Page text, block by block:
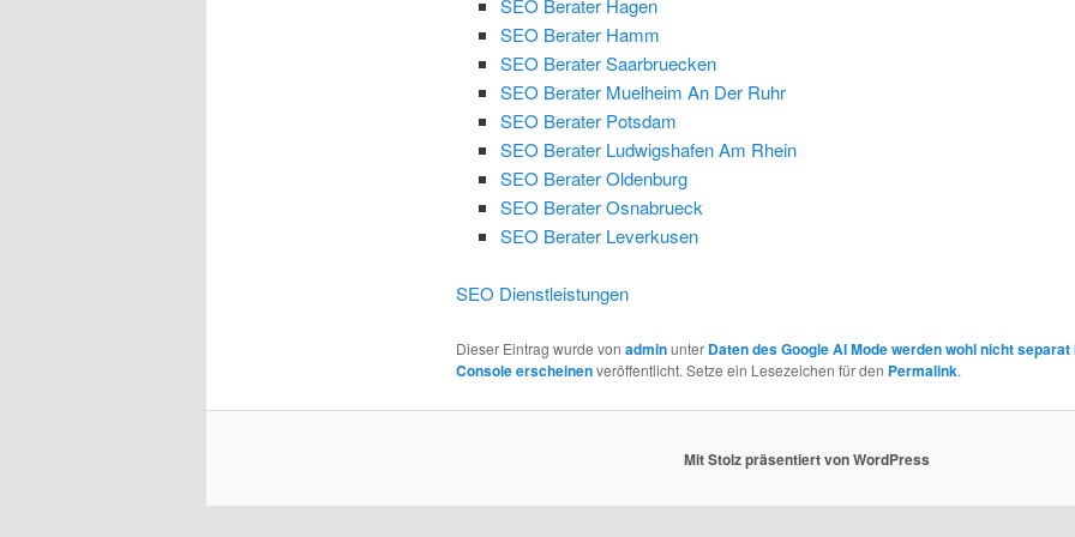
SEO Berater Hagen
SEO Berater Hamm
SEO Berater Saarbruecken
SEO Berater Muelheim An Der Ruhr
SEO Berater Potsdam
SEO Berater Ludwigshafen Am Rhein
SEO Berater Oldenburg
SEO Berater Osnabrueck
SEO Berater Leverkusen
SEO Dienstleistungen
Dieser Eintrag wurde von adminunter Daten des Google AI Mode werden wohl nicht
Console erscheinenveröffentlicht. Setze ein Lesezeichen für den Permalink.
Mit Stolz präsentiert von WordPress